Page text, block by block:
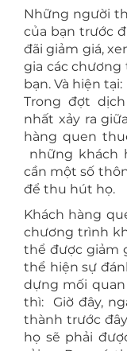
Những người
của bạn trước
đãi giảm giá,
gia các
bạn. Và hiện tại:
Trong đợt
nhất xảy ra
hàng quen
những khách
cần một số
để thu hút họ.
Khách hàng
chương trình
thể được giảm
thể hiện sự
dựng mối
thì: Giờ đây,
thành trước
họ sẽ phải